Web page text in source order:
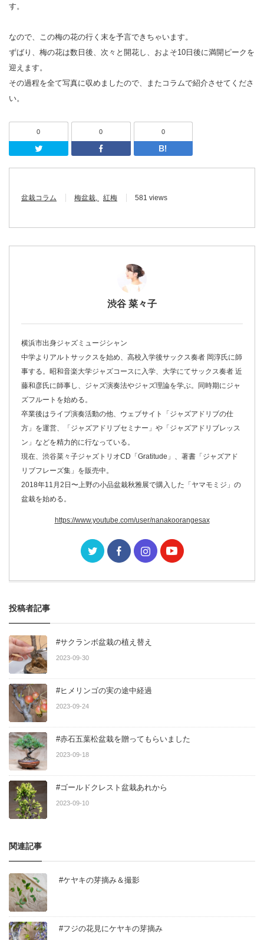
す。
なので、この梅の花の行く末を予言できちゃいます。
ずばり、梅の花は数日後、次々と開花し、およそ10日後に満開ピークを
迎えます。
その過程を全て写真に収めましたので、またコラムで紹介させてくださ
い。
0
Twitter
0
Facebook
0
盆栽コラム 梅盆栽 紅梅 581 views
渋谷 菜々子
横浜市出身ジャズミュージシャン
中学よりアルトサックスを始め、高校入学後サックス奏者 岡淳氏に師
事する。昭和音楽大学ジャズコースに入学、大学にてサックス奏者 近
藤和彦氏に師事し、ジャズ演奏法やジャズ理論を学ぶ。同時期にジャ
ズフルートを始める。
卒業後はライブ演奏活動の他、ウェブサイト「ジャズアドリブの仕
方」を運営、「ジャズアドリブセミナー」や「ジャズアドリブレッス
ン」などを精力的に行なっている。
現在、渋谷菜々子ジャズトリオCD「Gratitude」、著書「ジャズアド
リブフレーズ集」を販売中。
2018年11月2日〜上野の小品盆栽秋雅展で購入した「ヤマモミジ」の
盆栽を始める。
https://www.youtube.com/user/nanakoorangesax
投稿者記事
#サクランボ盆栽の植え替え
2023-09-30
#ヒメリンゴの実の途中経過
2023-09-24
#赤石五葉松盆栽を贈ってもらいました
2023-09-18
#ゴールドクレスト盆栽あれから
2023-09-10
関連記事
#ケヤキの芽摘み＆撮影
#フジの花見にケヤキの芽摘み